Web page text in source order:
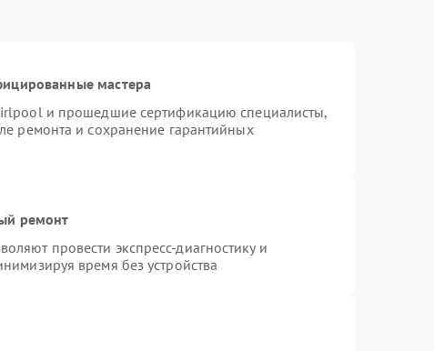
мастера
и прошедшие сертификацию специалисты,
ремонта и сохранение гарантийных
ремонт
провести экспресс-диагностику и
время без устройства